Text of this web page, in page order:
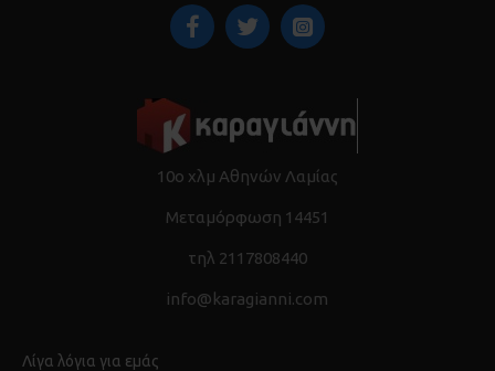
10ο χλμ Αθηνών Λαμίας
Μεταμόρφωση 14451
τηλ 2117808440
info@karagianni.com
Λίγα λόγια για εμάς